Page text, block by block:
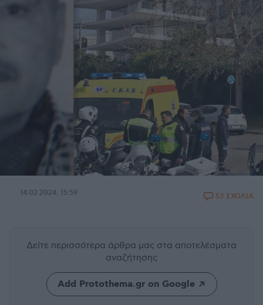
14.02.2024, 15:59 53 ΣΧΟΛΙΑ
Δείτε περισσότερα άρθρα μας στα αποτελέσματα
αναζήτησης
Add Protothema.gr on Google